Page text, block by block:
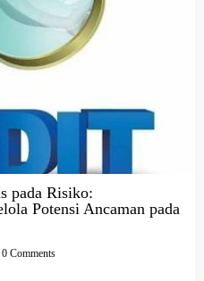
pada Risiko:
Potensi Ancaman pada
0 Comments